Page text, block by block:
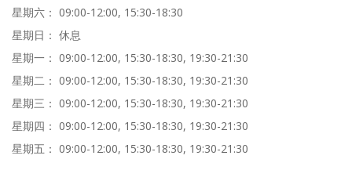
星期六： 09:00-12:00, 15:30-18:30
星期日： 休息
星期一： 09:00-12:00, 15:30-18:30, 19:30-21:30
星期二： 09:00-12:00, 15:30-18:30, 19:30-21:30
星期三： 09:00-12:00, 15:30-18:30, 19:30-21:30
星期四： 09:00-12:00, 15:30-18:30, 19:30-21:30
星期五： 09:00-12:00, 15:30-18:30, 19:30-21:30